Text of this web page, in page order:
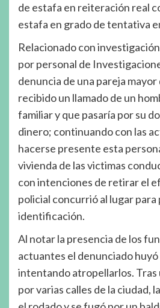
de estafa en reiteración real
estafa en grado de tentativa
Relacionado con
por personal de
denuncia de una pareja mayor
recibido un llamado de un
familiar y que pasaría por su
dinero; continuando con las
hacerse presente esta
vivienda de las victimas
con intenciones de retirar el
policial concurrió al lugar para
identificación.
Al notar la presencia de los
actuantes el denunciado
intentando atropellarlos. Tras
por varias calles de la ciudad,